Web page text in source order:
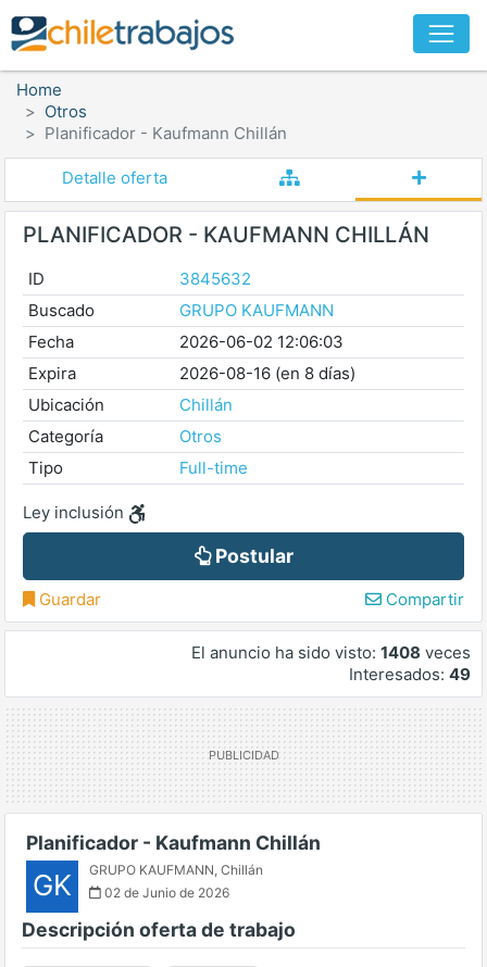
Home
Otros
Planificador - Kaufmann Chillán
Detalle oferta
PLANIFICADOR - KAUFMANN CHILLÁN
ID
3845632
Buscado
GRUPO KAUFMANN
Fecha
2026-06-02 12:06:03
Expira
2026-08-16 (en 8 días)
Ubicación
Chillán
Categoría
Otros
Tipo
Full-time
Ley inclusión
Postular
Guardar Compartir
El anuncio ha sido visto: 1408 veces
Interesados: 49
Planificador - Kaufmann Chillán
GK GRUPO KAUFMANN, Chillán
02 de Junio de 2026
Descripción oferta de trabajo